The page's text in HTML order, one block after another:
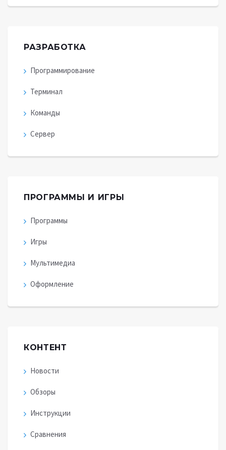
РАЗРАБОТКА
Программирование
Терминал
Команды
Сервер
ПРОГРАММЫ И ИГРЫ
Программы
Игры
Мультимедиа
Оформление
КОНТЕНТ
Новости
Обзоры
Инструкции
Сравнения